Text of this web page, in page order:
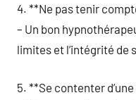
4. **Ne pas tenir
– Un bon
limites et l’intégrité de
5. **Se contenter